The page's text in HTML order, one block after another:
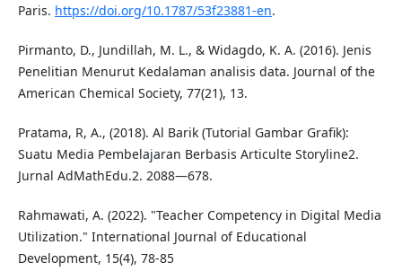
Paris. https://doi.org/10.1787/53f23881-en.
Pirmanto, D., Jundillah, M. L., & Widagdo, K. A. (2016). Jenis
Penelitian Menurut Kedalaman analisis data. Journal of the
American Chemical Society, 77(21), 13.
Pratama, R, A., (2018). Al Barik (Tutorial Gambar Grafik):
Suatu Media Pembelajaran Berbasis Articulte Storyline2.
Jurnal AdMathEdu.2. 2088—678.
Rahmawati, A. (2022). "Teacher Competency in Digital Media
Utilization." International Journal of Educational
Development, 15(4), 78-85